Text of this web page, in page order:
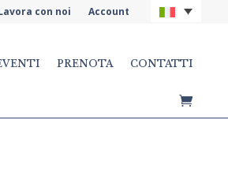
con noi Account
PRENOTA CONTATTI